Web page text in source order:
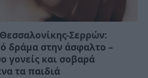
Σερρών:
δράμα στην άσφαλτο –
γονείς και σοβαρά
τα παιδιά